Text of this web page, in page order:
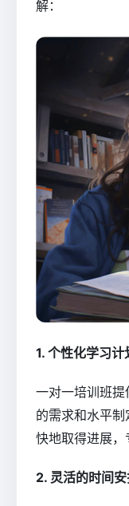
解：
1. 个性化学习计
一对一培训班
的需求和水平
快地取得进展，
2. 灵活的时间